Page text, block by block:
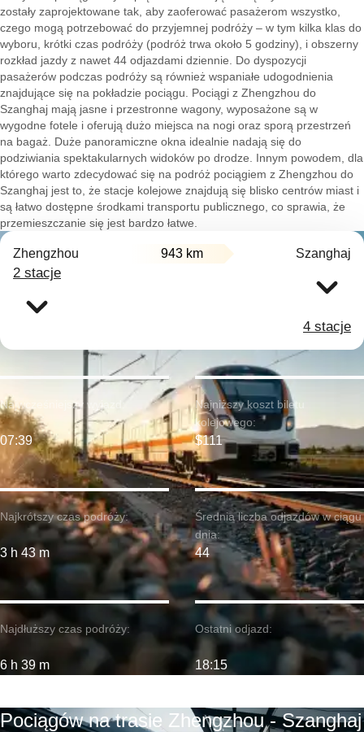
zostały zaprojektowane tak, aby zaoferować pasażerom wszystko,
czego mogą potrzebować do przyjemnej podróży – w tym kilka klas do
wyboru, krótki czas podróży (podróż trwa około 5 godziny), i obszerny
rozkład jazdy z nawet 44 odjazdami dziennie. Do dyspozycji
pasażerów podczas podróży są również wspaniałe udogodnienia
znajdujące się na pokładzie pociągu. Pociągi z Zhengzhou do
Szanghaj mają jasne i przestronne wagony, wyposażone są w
wygodne fotele i oferują dużo miejsca na nogi oraz sporą przestrzeń
na bagaż. Duże panoramiczne okna idealnie nadają się do
podziwiania spektakularnych widoków po drodze. Innym powodem, dla
którego warto zdecydować się na podróż pociągiem z Zhengzhou do
Szanghaj jest to, że stacje kolejowe znajdują się blisko centrów miast i
są łatwo dostępne środkami transportu publicznego, co sprawia, że
przemieszczanie się jest bardzo łatwe.
Zhengzhou 943 km Szanghaj
2 stacje
4 stacje
Najkrótszy czas podróży:
3 h 43 m
Najwcześniejszy wyjazd:
07:39
Najdłuższy czas podróży:
6 h 39 m
Najniższy koszt biletu
kolejowego:
$111
Średnia liczba odjazdów w ciągu
dnia:
44
Ostatni odjazd:
18:15
Pociągów na trasie Zhengzhou - Szanghaj